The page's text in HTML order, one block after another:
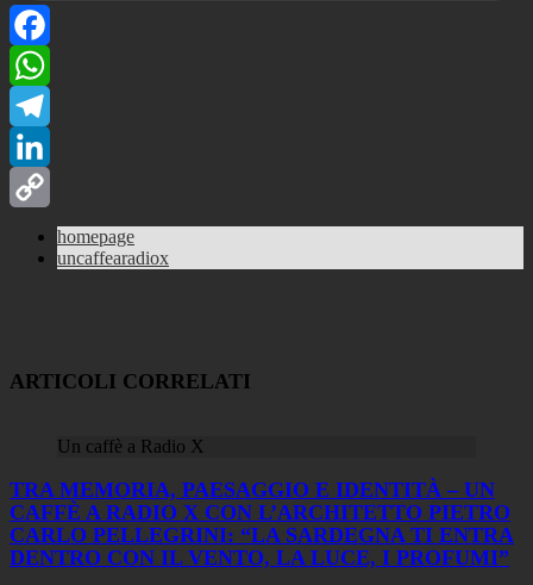
Facebook
WhatsApp
Telegram
LinkedIn
Link
homepage
uncaffearadiox
ARTICOLI CORRELATI
Un caffè a Radio X
TRA MEMORIA, PAESAGGIO E IDENTITÀ – UN
CAFFÈ A RADIO X CON L’ARCHITETTO PIETRO
CARLO PELLEGRINI: “LA SARDEGNA TI ENTRA
DENTRO CON IL VENTO, LA LUCE, I PROFUMI”